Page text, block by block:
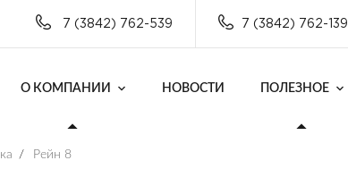
7 (3842) 762-539 7 (3842) 762-139
О КОМПАНИИ НОВОСТИ ПОЛЕЗНОЕ
/ Рейн 8